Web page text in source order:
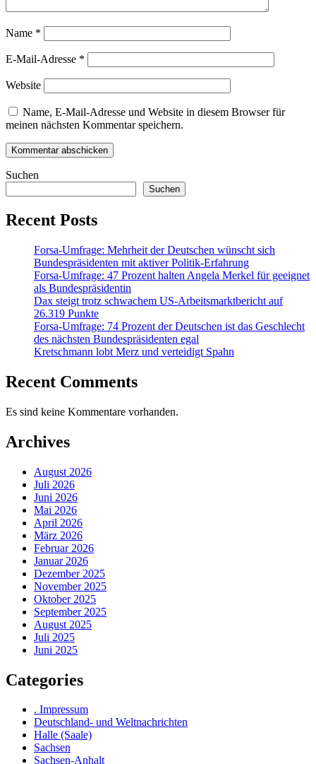
Name *
E-Mail-Adresse *
Website
Name, E-Mail-Adresse und Website in diesem Browser für
meinen nächsten Kommentar speichern.
Suchen
Suchen
Recent Posts
Forsa-Umfrage: Mehrheit der Deutschen wünscht sich
Bundespräsidenten mit aktiver Politik-Erfahrung
Forsa-Umfrage: 47 Prozent halten Angela Merkel für geeignet
als Bundespräsidentin
Dax steigt trotz schwachem US-Arbeitsmarktbericht auf
26.319 Punkte
Forsa-Umfrage: 74 Prozent der Deutschen ist das Geschlecht
des nächsten Bundespräsidenten egal
Kretschmann lobt Merz und verteidigt Spahn
Recent Comments
Es sind keine Kommentare vorhanden.
Archives
August 2026
Juli 2026
Juni 2026
Mai 2026
April 2026
März 2026
Februar 2026
Januar 2026
Dezember 2025
November 2025
Oktober 2025
September 2025
August 2025
Juli 2025
Juni 2025
Categories
. Impressum
Deutschland- und Weltnachrichten
Halle (Saale)
Sachsen
Sachsen-Anhalt